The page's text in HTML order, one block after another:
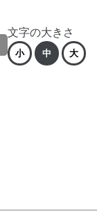
文字の大きさ
小 中 大